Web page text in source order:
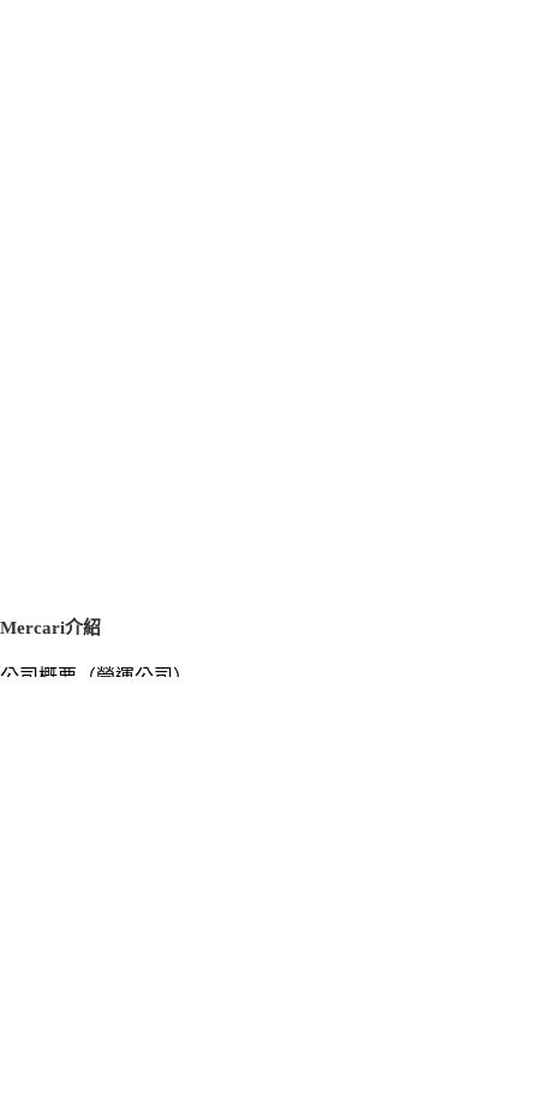
Mercari介紹
公司概要（營運公司）